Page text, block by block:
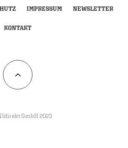
IMPRESSUM NEWSLETTER
KONTAKT
GmbH 2023